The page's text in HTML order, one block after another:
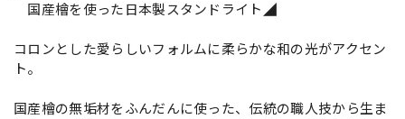
国産檜を使った日本製スタンドライト◢
コロンとした愛らしいフォルムに柔らかな和の光がアクセン
ト。
国産檜の無垢材をふんだんに使った、伝統の職人技から生ま